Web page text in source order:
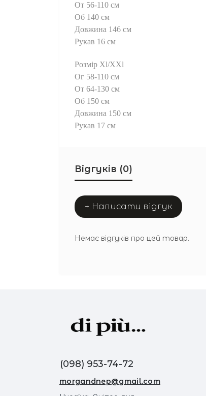
От 56-110 см
Об 140 см
Довжина 146 см
Рукав 16 см
Розмір Xl/XXl
Ог 58-110 см
От 64-130 см
Об 150 см
Довжина 150 см
Рукав 17 см
Відгуків (0)
+ Написати відгук
Немає відгуків про цей товар.
(098) 953-74-72
morgandnep@gmail.com